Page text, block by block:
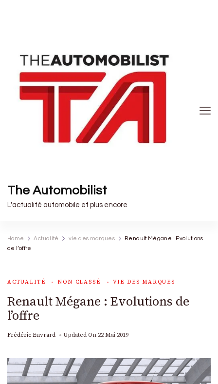
The Automobilist
L'actualité automobile et plus encore
Home Actualité vie des marques
Renault Mégane : Evolutions
de l’offre
ACTUALITÉ NON CLASSÉ VIE DES MARQUES
Renault Mégane : Evolutions de
l’offre
Frédéric Euvrard Updated On 22 Mai 2019